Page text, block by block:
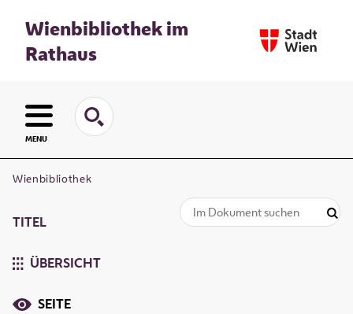
Wienbibliothek im
Rathaus
MENU
Wienbibliothek
TITEL
ÜBERSICHT
SEITE